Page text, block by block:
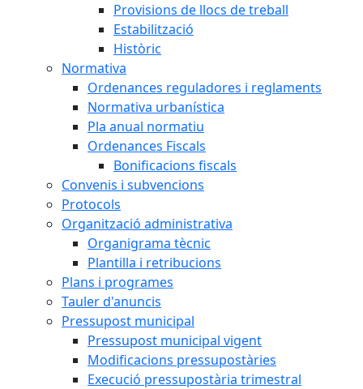
Provisions de llocs de treball
Estabilització
Històric
Normativa
Ordenances reguladores i reglaments
Normativa urbanística
Pla anual normatiu
Ordenances Fiscals
Bonificacions fiscals
Convenis i subvencions
Protocols
Organització administrativa
Organigrama tècnic
Plantilla i retribucions
Plans i programes
Tauler d'anuncis
Pressupost municipal
Pressupost municipal vigent
Modificacions pressupostàries
Execució pressupostària trimestral